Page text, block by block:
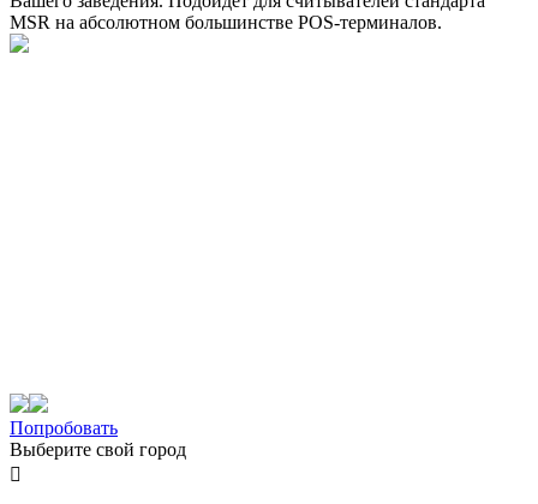
MSR на абсолютном большинстве POS-терминалов.
Попробовать
Выберите свой город
